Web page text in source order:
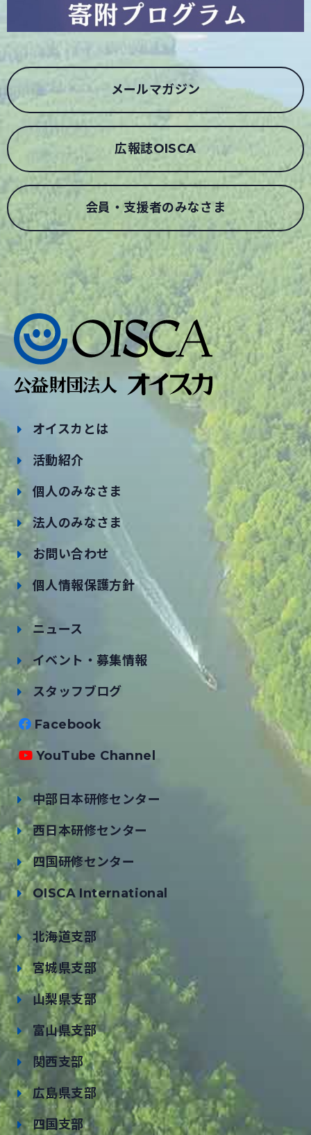
メールマガジン
広報誌OISCA
会員・支援者のみなさま
オイスカとは
活動紹介
個人のみなさま
法人のみなさま
お問い合わせ
個人情報保護方針
ニュース
イベント・募集情報
スタッフブログ
Facebook
YouTube Channel
中部日本研修センター
西日本研修センター
四国研修センター
OISCA International
北海道支部
宮城県支部
山梨県支部
富山県支部
関西支部
広島県支部
四国支部